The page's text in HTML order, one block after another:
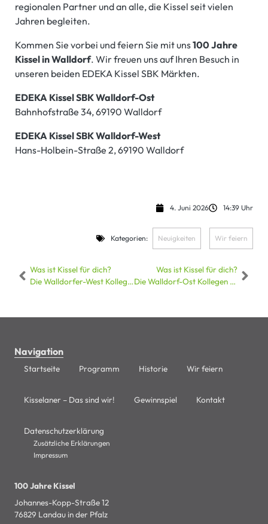
regionalen Partner und an alle, die Kissel seit vielen
Jahren begleiten.
Kommen Sie vorbei und feiern Sie mit uns100 Jahre
Kissel in Walldorf. Wir freuen uns auf Ihren Besuch in
unseren beiden EDEKA Kissel SBK Märkten.
EDEKA Kissel SBK Walldorf-Ost
Bahnhofstraße 34, 69190 Walldorf
EDEKA Kissel SBK Walldorf-West
Hans-Holbein-Straße 2, 69190 Walldorf
4. Juni 2026 14:39 Uhr
Kategorien: Neuigkeiten Wir feiern
Was ist Kissel für dich?
Die Walldorfer-West Kollegen haben geantwortet!
Was ist Kissel für dich?
Die Walldorf-Ost Kollegen haben geantwortet!
Navigation
Startseite Programm Historie Wir feiern
Kisselaner – Das sind wir! Gewinnspiel Kontakt
Datenschutzerklärung
Zusätzliche Erklärungen
Impressum
100 Jahre Kissel
Johannes-Kopp-Straße 12
76829 Landau in der Pfalz